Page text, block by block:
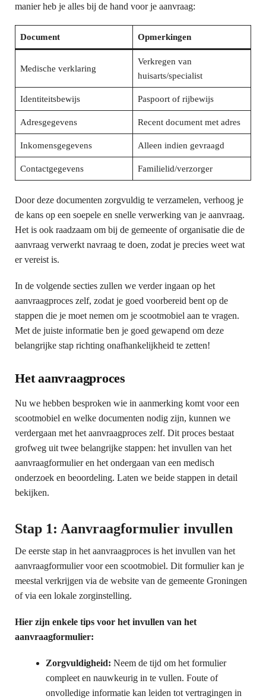
manier heb je alles bij de hand voor je aanvraag:
Document Opmerkingen
Medische verklaring
Verkregen van
huisarts/specialist
Identiteitsbewijs Paspoort of rijbewijs
Adresgegevens Recent document met adres
Inkomensgegevens Alleen indien gevraagd
Contactgegevens Familielid/verzorger
Door deze documenten zorgvuldig te verzamelen, verhoog je
de kans op een soepele en snelle verwerking van je aanvraag.
Het is ook raadzaam om bij de gemeente of organisatie die de
aanvraag verwerkt navraag te doen, zodat je precies weet wat
er vereist is.
In de volgende secties zullen we verder ingaan op het
aanvraagproces zelf, zodat je goed voorbereid bent op de
stappen die je moet nemen om je scootmobiel aan te vragen.
Met de juiste informatie ben je goed gewapend om deze
belangrijke stap richting onafhankelijkheid te zetten!
Het aanvraagproces
Nu we hebben besproken wie in aanmerking komt voor een
scootmobiel en welke documenten nodig zijn, kunnen we
verdergaan met het aanvraagproces zelf. Dit proces bestaat
grofweg uit twee belangrijke stappen: het invullen van het
aanvraagformulier en het ondergaan van een medisch
onderzoek en beoordeling. Laten we beide stappen in detail
bekijken.
Stap 1: Aanvraagformulier invullen
De eerste stap in het aanvraagproces is het invullen van het
aanvraagformulier voor een scootmobiel. Dit formulier kan je
meestal verkrijgen via de website van de gemeente Groningen
of via een lokale zorginstelling.
Hier zijn enkele tips voor het invullen van het
aanvraagformulier:
Zorgvuldigheid: Neem de tijd om het formulier
compleet en nauwkeurig in te vullen. Foute of
onvolledige informatie kan leiden tot vertragingen in